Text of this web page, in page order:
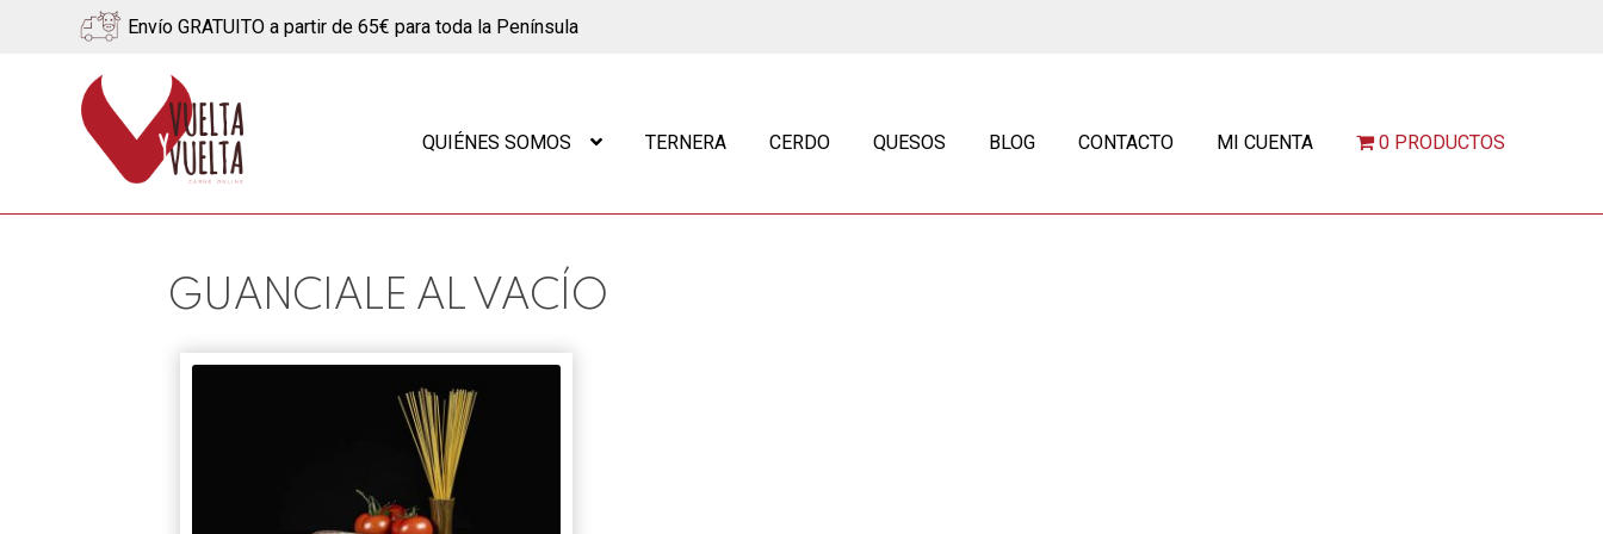
Envío GRATUITO a partir de 65€ para toda la Península
Ir
a
navegación
Ir
al
contenido
QUIÉNES SOMOS TERNERA CERDO QUESOS BLOG CONTACTO MI CUENTA 0 PRODUCTOS
GUANCIALE AL VACÍO